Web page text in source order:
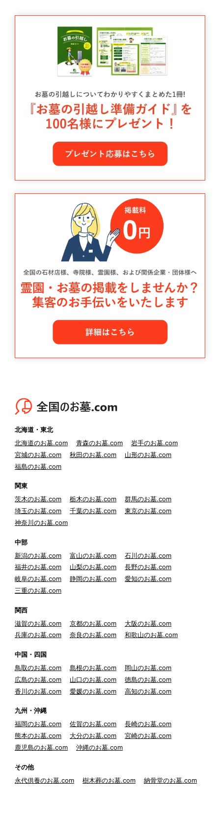
北海道・東北
北海道のお墓.com
青森のお墓.com
岩手のお墓.com
宮城のお墓.com
秋田のお墓.com
山形のお墓.com
福島のお墓.com
関東
茨木のお墓.com
栃木のお墓.com
群馬のお墓.com
埼玉のお墓.com
千葉のお墓.com
東京のお墓.com
神奈川のお墓.com
中部
新潟のお墓.com
富山のお墓.com
石川のお墓.com
福井のお墓.com
山梨のお墓.com
長野のお墓.com
岐阜のお墓.com
静岡のお墓.com
愛知のお墓.com
三重のお墓.com
関西
滋賀のお墓.com
京都のお墓.com
大阪のお墓.com
兵庫のお墓.com
奈良のお墓.com 和歌山のお墓.com
中国・四国
鳥取のお墓.com
島根のお墓.com
岡山のお墓.com
広島のお墓.com
山口のお墓.com
徳島のお墓.com
香川のお墓.com
愛媛のお墓.com 高知のお墓.com
九州・沖縄
福岡のお墓.com
佐賀のお墓.com
長崎のお墓.com
熊本のお墓.com
大分のお墓.com
宮崎のお墓.com
鹿児島のお墓.com
沖縄のお墓.com
その他
永代供養のお墓.com
樹木葬のお墓.com 納骨堂のお墓.com